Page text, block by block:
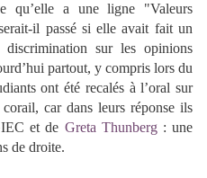
qu’elle a une ligne "Valeurs
il passé si elle avait fait un
sur les opinions
partout, y compris lors du
ont été recalés à l’oral sur
car dans leurs réponse ils
et de Greta Thunberg: une
de droite.